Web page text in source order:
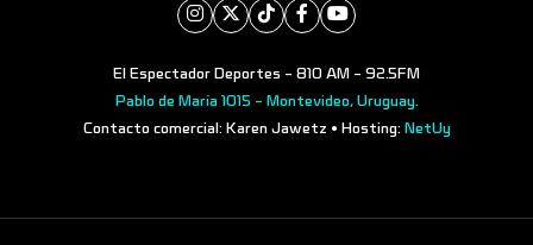
El Espectador Deportes - 810 AM - 92.5FM
Pablo de María 1015 - Montevideo, Uruguay.
Contacto comercial: Karen Jawetz • Hosting: NetUy